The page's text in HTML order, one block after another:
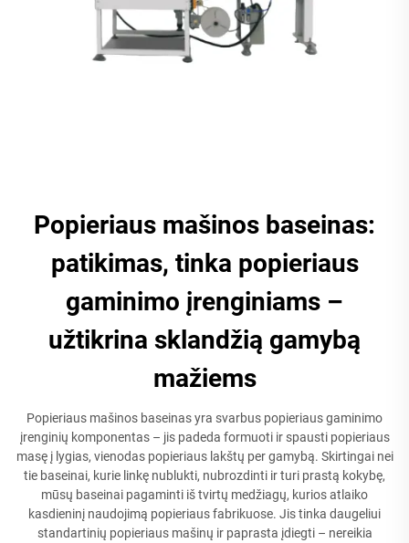
Popieriaus mašinos baseinas:
patikimas, tinka popieriaus
gaminimo įrenginiams –
užtikrina sklandžią gamybą
mažiems
Popieriaus mašinos baseinas yra svarbus popieriaus gaminimo
įrenginių komponentas – jis padeda formuoti ir spausti popieriaus
masę į lygias, vienodas popieriaus lakštų per gamybą. Skirtingai nei
tie baseinai, kurie linkę nublukti, nubrozdinti ir turi prastą kokybę,
mūsų baseinai pagaminti iš tvirtų medžiagų, kurios atlaiko
kasdieninį naudojimą popieriaus fabrikuose. Jis tinka daugeliui
standartinių popieriaus mašinų ir paprasta įdiegti – nereikia